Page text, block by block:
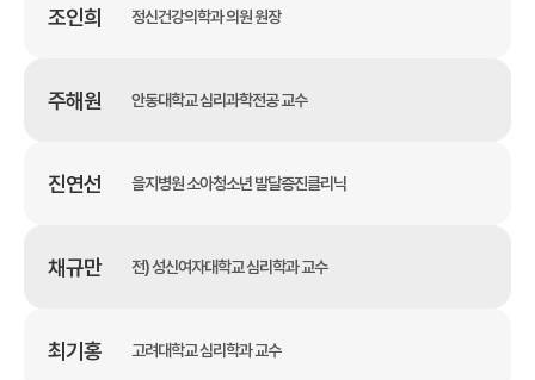
조인희 정신건강의학과 의원 원장
주해원 안동대학교 심리과학전공 교수
진연선 을지병원 소아청소년 발달증진클리닉
채규만 전) 성신여자대학교 심리학과 교수
최기홍 고려대학교 심리학과 교수